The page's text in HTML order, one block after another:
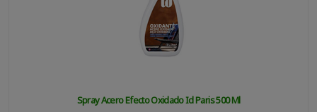
Spray Acero Efecto Oxidado Id Paris 500 Ml